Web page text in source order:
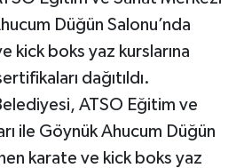
Düğün Salonu’nda
kick boks yaz kurslarına
dağıtıldı.
ATSO Eğitim ve
ile Göynük Ahucum Düğün
karate ve kick boks yaz